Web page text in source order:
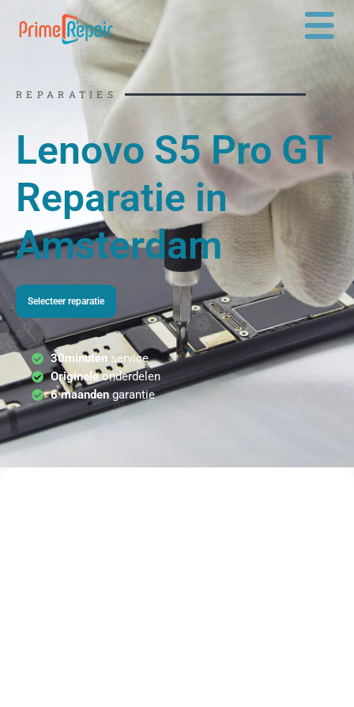
naar
REPARATIES
Lenovo S5 Pro GT
Reparatie in
Amsterdam
Selecteer reparatie
30minutenservice
Origineleonderdelen
6 maandengarantie